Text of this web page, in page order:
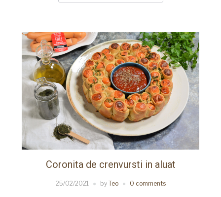
Coronita de crenvursti in aluat
25/02/2021 by Teo 0 comments